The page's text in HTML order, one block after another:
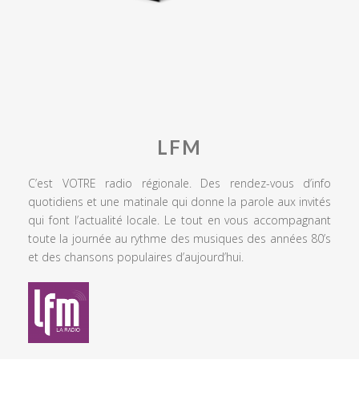
LFM
C’est VOTRE radio régionale. Des rendez-vous d’info
quotidiens et une matinale qui donne la parole aux invités
qui font l’actualité locale. Le tout en vous accompagnant
toute la journée au rythme des musiques des années 80’s
et des chansons populaires d’aujourd’hui.